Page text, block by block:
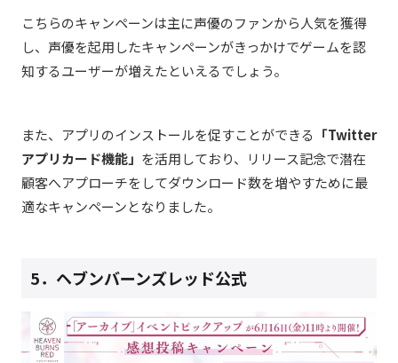
こちらのキャンペーンは主に声優のファンから人気を獲得
し、声優を起用したキャンペーンがきっかけでゲームを認
知するユーザーが増えたといえるでしょう。
また、アプリのインストールを促すことができる 「Twitter
アプリカード機能」 を活用しており、リリース記念で潜在
顧客へアプローチをしてダウンロード数を増やすために最
適なキャンペーンとなりました。
5． ヘブンバーンズレッド公式